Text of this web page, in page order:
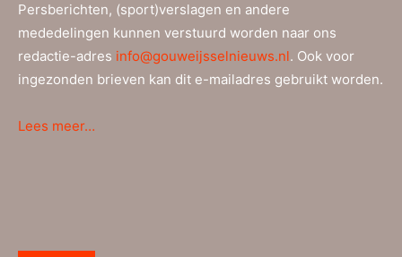
Persberichten, (sport)verslagen en andere
mededelingen kunnen verstuurd worden naar ons
redactie-adres info@gouweijsselnieuws.nl. Ook voor
ingezonden brieven kan dit e-mailadres gebruikt worden.
Lees meer…